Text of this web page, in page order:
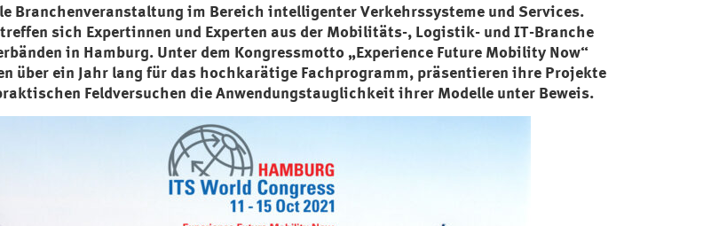
im Bereich intelligenter Verkehrssysteme und Services.
sich Expertinnen und Experten aus der Mobilitäts-, Logistik- und IT-Branche
in Hamburg. Unter dem Kongressmotto „Experience Future Mobility Now“
über ein Jahr lang für das hochkarätige Fachprogramm, präsentieren ihre Projekte
Feldversuchen die Anwendungstauglichkeit ihrer Modelle unter Beweis.